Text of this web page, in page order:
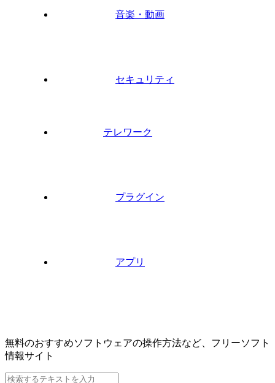
音楽・動画
セキュリティ
テレワーク
プラグイン
アプリ
無料のおすすめソフトウェアの操作方法など、フリーソフト
情報サイト